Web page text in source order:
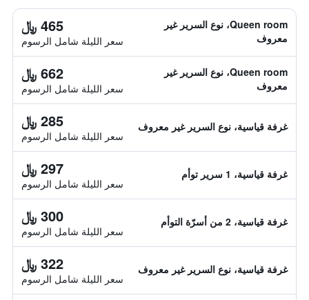
Queen room، نوع السرير غير
معروف
465 ﷼
سعر الليلة شامل الرسوم
Queen room، نوع السرير غير
معروف
662 ﷼
سعر الليلة شامل الرسوم
غرفة قياسية، نوع السرير غير معروف 285 ﷼
سعر الليلة شامل الرسوم
غرفة قياسية، 1 سرير توأم 297 ﷼
سعر الليلة شامل الرسوم
غرفة قياسية، 2 من أسرّة التوأم 300 ﷼
سعر الليلة شامل الرسوم
غرفة قياسية، نوع السرير غير معروف 322 ﷼
سعر الليلة شامل الرسوم